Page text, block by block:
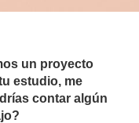
un proyecto
estudio, me
contar algún